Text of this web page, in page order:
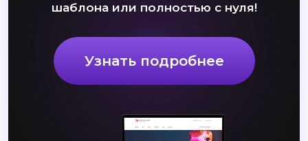
шаблона или полностью с нуля!
Узнать подробнее